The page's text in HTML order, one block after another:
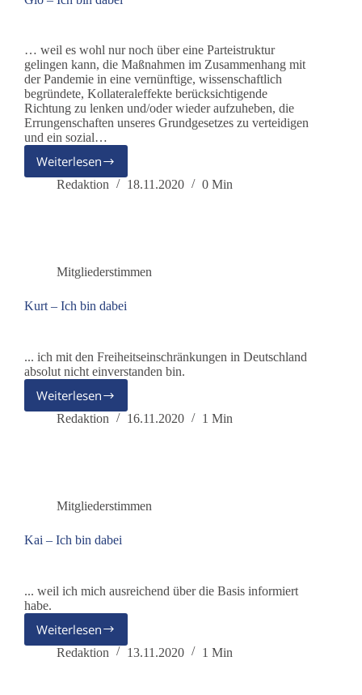
… weil es wohl nur noch über eine Parteistruktur
gelingen kann, die Maßnahmen im Zusammenhang mit
der Pandemie in eine vernünftige, wissenschaftlich
begründete, Kollateraleffekte berücksichtigende
Richtung zu lenken und/oder wieder aufzuheben, die
Errungenschaften unseres Grundgesetzes zu verteidigen
und ein sozial…
Weiterlesen
Giò
–
Redaktion 18.11.2020 0 Min
Mitgliederstimmen
Kurt – Ich bin dabei
... ich mit den Freiheitseinschränkungen in Deutschland
absolut nicht einverstanden bin.
Weiterlesen
Kurt
–
Redaktion 16.11.2020 1 Min
Mitgliederstimmen
Kai – Ich bin dabei
... weil ich mich ausreichend über die Basis informiert
habe.
Weiterlesen
Kai
–
Redaktion 13.11.2020 1 Min